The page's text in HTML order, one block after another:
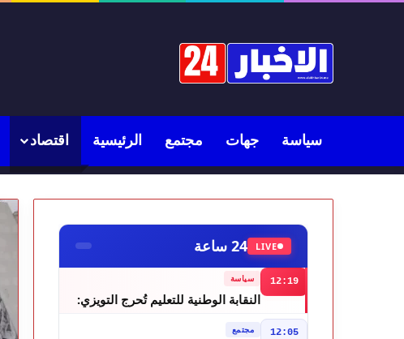
سياسة جهات مجتمع الرئيسية اقتصاد
LIVE 24 ساعة
12:19 سياسة
النقابة الوطنية للتعليم تُحرج التويزي:
12:05 مجتمع